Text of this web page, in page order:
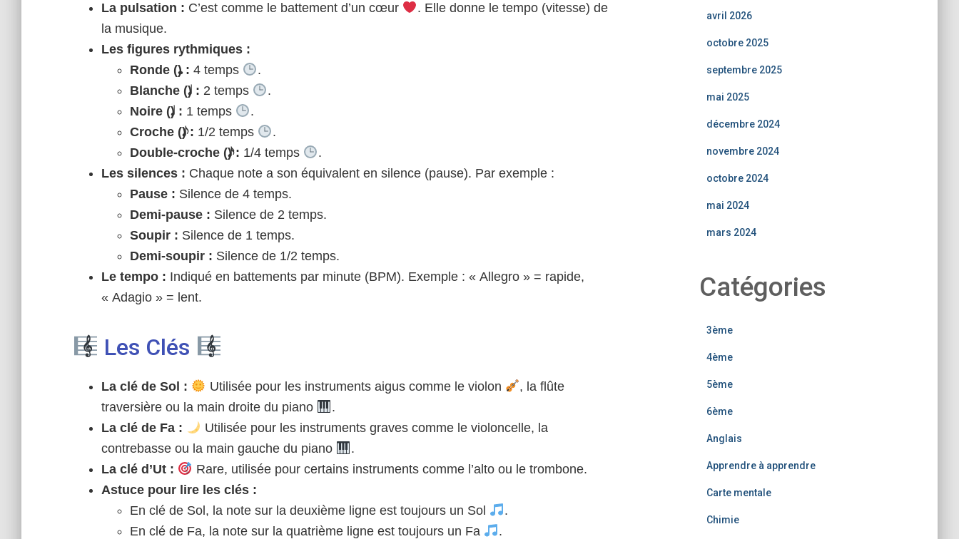
La pulsation : C’est comme le battement d’un cœur
. Elle donne le tempo (vitesse) de
la musique.
Les figures rythmiques :
Ronde (𝅝) : 4 temps
.
Blanche (𝅗𝅥) : 2 temps
.
Noire (𝅘𝅥) : 1 temps
.
Croche (𝅘𝅥𝅮) : 1/2 temps
.
Double-croche (𝅘𝅥𝅯) : 1/4 temps
.
Les silences : Chaque note a son équivalent en silence (pause). Par exemple :
Pause : Silence de 4 temps.
Demi-pause : Silence de 2 temps.
Soupir : Silence de 1 temps.
Demi-soupir : Silence de 1/2 temps.
Le tempo : Indiqué en battements par minute (BPM). Exemple : « Allegro » = rapide,
« Adagio » = lent.
Les Clés
La clé de Sol : Utilisée pour les instruments aigus comme le violon
, la flûte
traversière ou la main droite du piano
.
La clé de Fa :
Utilisée pour les instruments graves comme le violoncelle, la
contrebasse ou la main gauche du piano
.
La clé d’Ut :
Rare, utilisée pour certains instruments comme l’alto ou le trombone.
Astuce pour lire les clés :
En clé de Sol, la note sur la deuxième ligne est toujours un Sol
.
En clé de Fa, la note sur la quatrième ligne est toujours un Fa
.
avril 2026
octobre 2025
septembre 2025
mai 2025
décembre 2024
novembre 2024
octobre 2024
mai 2024
mars 2024
Catégories
3ème
4ème
5ème
6ème
Anglais
Apprendre à apprendre
Carte mentale
Chimie